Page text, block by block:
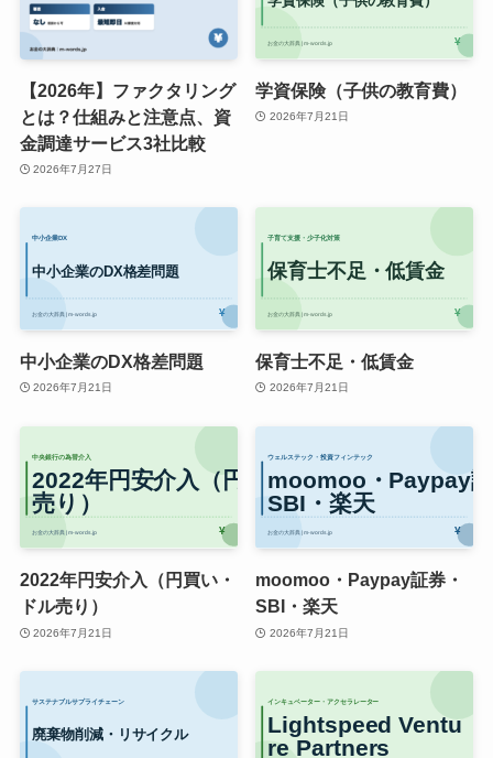
【2026年】ファクタリング
とは？仕組みと注意点、資
金調達サービス3社比較
2026年7月27日
学資保険（子供の教育費）
2026年7月21日
中小企業のDX格差問題
2026年7月21日
保育士不足・低賃金
2026年7月21日
2022年円安介入（円買い・
ドル売り）
2026年7月21日
moomoo・Paypay証券・
SBI・楽天
2026年7月21日